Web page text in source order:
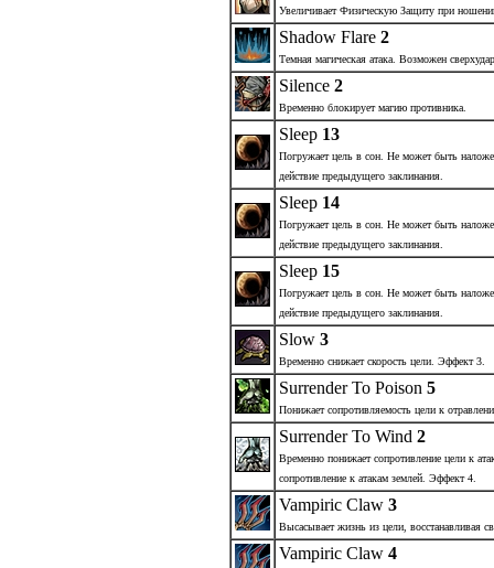
Увеличивает Физическую Защиту при
Shadow Flare 2
Темная магическая атака. Возможен
Silence 2
Временно блокирует магию противника.
Sleep 13
Погружает цель в сон. Не может быть
действие предыдущего заклинания.
Sleep 14
Погружает цель в сон. Не может быть
действие предыдущего заклинания.
Sleep 15
Погружает цель в сон. Не может быть
действие предыдущего заклинания.
Slow 3
Временно снижает скорость цели. Эффект 3.
Surrender To Poison 5
Понижает сопротивляемость цели к
Surrender To Wind 2
Временно понижает сопротивление цели к
сопротивление к атакам землей. Эффект 4.
Vampiric Claw 3
Высасывает жизнь из цели, восстанавливая
Vampiric Claw 4